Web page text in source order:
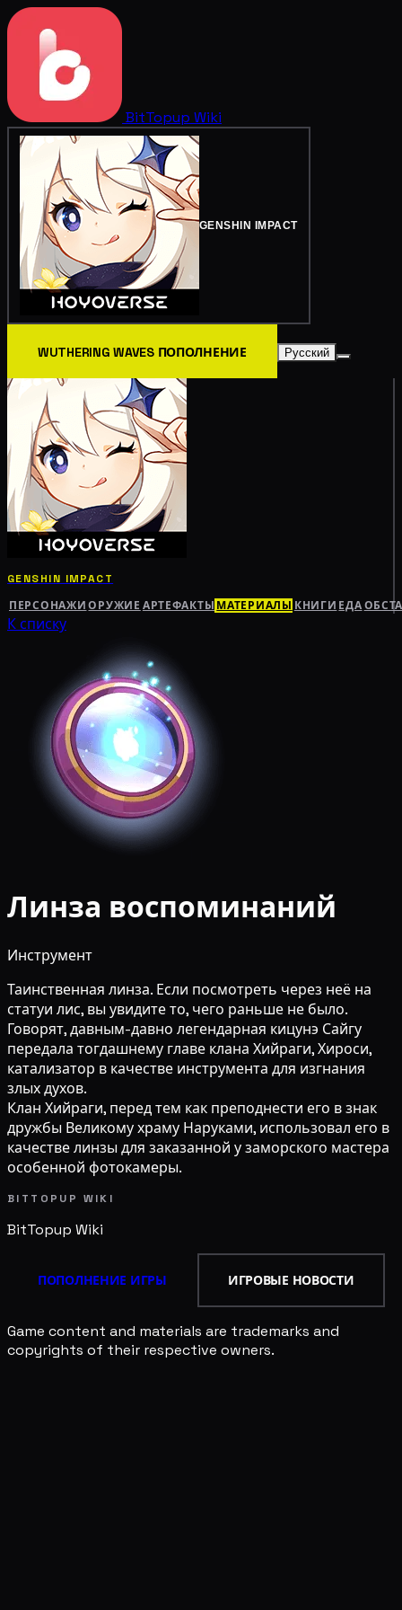
BitTopup Wiki
GENSHIN IMPACT
WUTHERING WAVES ПОПОЛНЕНИЕ Русский
GENSHIN IMPACT
ПЕРСОНАЖИ ОРУЖИЕ АРТЕФАКТЫ МАТЕРИАЛЫ КНИГИ ЕДА
К списку
Линза воспоминаний
Инструмент
Таинственная линза. Если посмотреть через неё на
статуи лис, вы увидите то, чего раньше не было.
Говорят, давным-давно легендарная кицунэ Сайгу
передала тогдашнему главе клана Хийраги, Хироси,
катализатор в качестве инструмента для изгнания
злых духов.
Клан Хийраги, перед тем как преподнести его в знак
дружбы Великому храму Наруками, использовал его в
качестве линзы для заказанной у заморского мастера
особенной фотокамеры.
BITTOPUP WIKI
BitTopup Wiki
ПОПОЛНЕНИЕ ИГРЫ ИГРОВЫЕ НОВОСТИ
Game content and materials are trademarks and
copyrights of their respective owners.